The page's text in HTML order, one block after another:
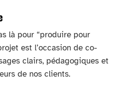
là pour “produire pour
est l’occasion de co-
clairs, pédagogiques et
de nos clients.